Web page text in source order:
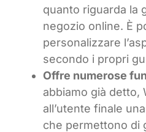
quanto riguarda la
negozio online. È
personalizzare
secondo i propri
Offre numerose
abbiamo già detto,
all’utente finale
che permettono di